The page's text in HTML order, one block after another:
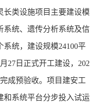
长类设施项目主要建设模
系统、遗传分析系统及信
统，建设规模24100平
27日正式开工建设，202
成预验收。项目建安工
和系统平台分步投入试运